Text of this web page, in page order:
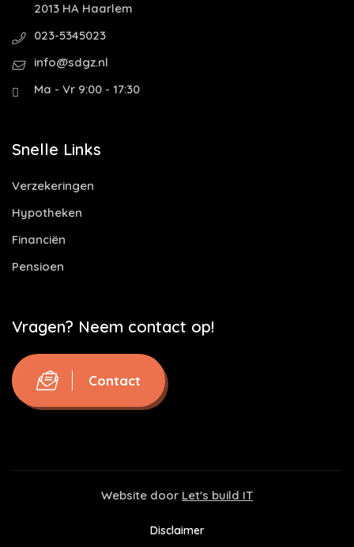
2013 HA Haarlem
023-5345023
info@sdgz.nl
Ma - Vr 9:00 - 17:30
Snelle Links
Verzekeringen
Hypotheken
Financiën
Pensioen
Vragen? Neem contact op!
Contact
Website door Let's build IT
Disclaimer